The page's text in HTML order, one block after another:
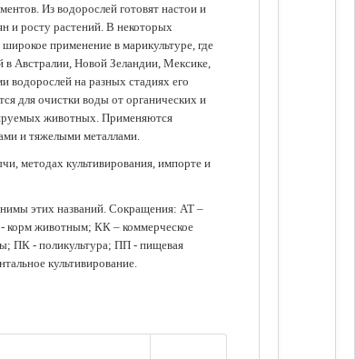
Из водорослей готовят настои и
и росту растений. В некоторых
применение в марикультуре, где
Австралии, Новой Зеландии, Мексике,
водорослей на разных стадиях его
для очистки воды от органических и
животных. Применяются
и тяжелыми металлами.
методах культивирования, импорте и
этих названий. Сокращения: АТ –
животным; КК – коммерческое
ПК - поликультура; ПП - пищевая
культивирование.